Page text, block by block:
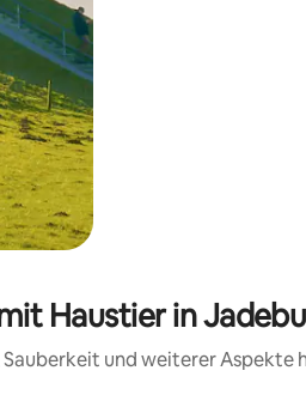
Haustier in
Sauberkeit und weiterer Aspekte